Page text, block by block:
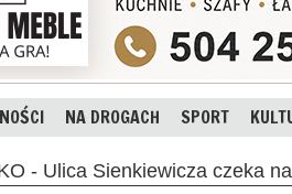
NA DROGACH SPORT
- Ulica Sienkiewicza czeka